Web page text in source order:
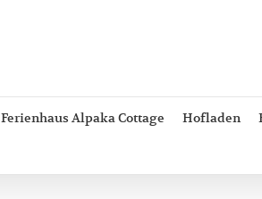
Ferienhaus Alpaka Cottage Hofladen